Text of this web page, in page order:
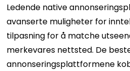
Ledende native
avanserte muligheter for
tilpasning for å matche
merkevares nettsted. De
annonseringsplattformene